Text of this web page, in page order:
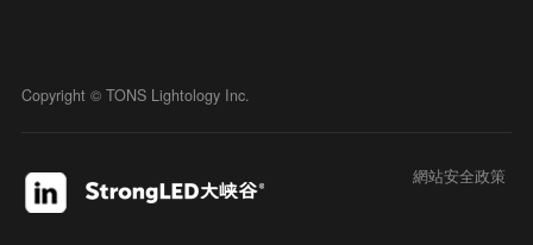
Copyright © TONS Lightology Inc.
網站安全政策